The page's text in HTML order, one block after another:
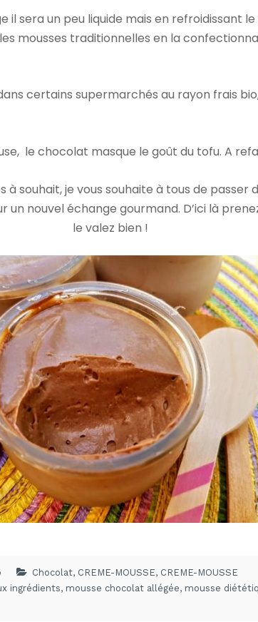
il sera un peu liquide mais en refroidissant
mousses traditionnelles en la
certains supermarchés au rayon frais
le chocolat masque le goût du tofu. A
à souhait, je vous souhaite à tous de passer
nouvel échange gourmand. D’ici là
le valez bien !
Chocolat, CREME-MOUSSE, CREME-MOUSSE
ingrédients, mousse chocolat allégée, mousse